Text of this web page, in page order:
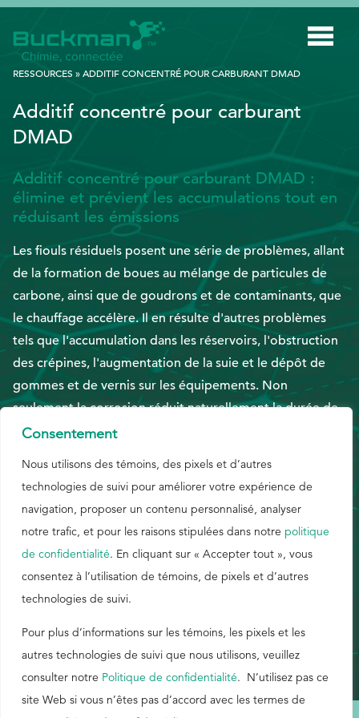
Consentement
Nous utilisons des témoins, des pixels et d’autres
technologies de suivi pour améliorer votre expérience de
navigation, proposer un contenu personnalisé, analyser
notre trafic, et pour les raisons stipulées dans notre politique
de confidentialité. En cliquant sur « Accepter tout », vous
consentez à l’utilisation de témoins, de pixels et d’autres
technologies de suivi.
Pour plus d’informations sur les témoins, les pixels et les
autres technologies de suivi que nous utilisons, veuillez
consulter notre Politique de confidentialité. N’utilisez pas ce
site Web si vous n’êtes pas d’accord avec les termes de
INDUSTRIES
INNOVATION
APPLICATIONS
DURABILITÉ
À PROPOS DE NOUS
RESSOURCES
BLOGUE
EthicsPoint
Nous joindre
Carrières
Ackumen
English
Rechercher
:
RESSOURCES »ADDITIF CONCENTRÉ POUR CARBURANT DMAD
Additif concentré pour carburant
DMAD
Additif concentré pour carburant DMAD :
élimine et prévient les accumulations tout en
réduisant les émissions
Les fiouls résiduels posent une série de problèmes, allant
de la formation de boues au mélange de particules de
carbone, ainsi que de goudrons et de contaminants, que
le chauffage accélère. Il en résulte d'autres problèmes
tels que l'accumulation dans les réservoirs, l'obstruction
des crépines, l'augmentation de la suie et le dépôt de
gommes et de vernis sur les équipements. Non
seulement la corrosion réduit naturellement la durée de
vie des métaux, mais la viscosité élevée des carburants
des équipements, d'autant plus que la tendance actuelle
est à l'augmentation des viscosités.​​​​​​​ Lisez cette brochure
pour voir comment le DMAD peut aider à remédier à ces
situations. E597